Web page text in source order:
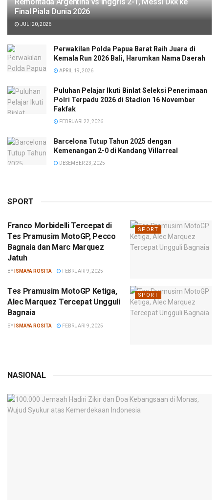
Final Piala Dunia 2026
JULI 20, 2026
Perwakilan Polda Papua Barat Raih Juara di
Kemala Run 2026 Bali, Harumkan Nama Daerah
APRIL 19, 2026
Puluhan Pelajar Ikuti Binlat Seleksi Penerimaan
Polri Terpadu 2026 di Stadion 16 November
Fakfak
FEBRUARI 22, 2026
Barcelona Tutup Tahun 2025 dengan
Kemenangan 2-0 di Kandang Villarreal
DESEMBER 23, 2025
SPORT
SPORT
Franco Morbidelli Tercepat di
Tes Pramusim MotoGP, Pecco
Bagnaia dan Marc Marquez
Jatuh
BY ISMAYA ROSITA FEBRUARI 9, 2025
SPORT
Tes Pramusim MotoGP Ketiga,
Alec Marquez Tercepat Ungguli
Bagnaia
BY ISMAYA ROSITA FEBRUARI 9, 2025
NASIONAL